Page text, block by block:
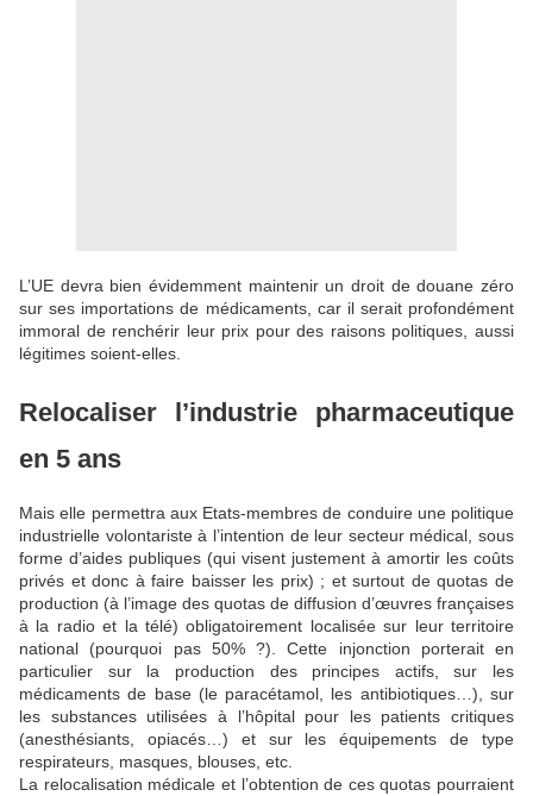
L’UE devra bien évidemment maintenir un droit de douane zéro
sur ses importations de médicaments, car il serait profondément
immoral de renchérir leur prix pour des raisons politiques, aussi
légitimes soient-elles.
Relocaliser l’industrie pharmaceutique
en 5 ans
Mais elle permettra aux Etats-membres de conduire une politique
industrielle volontariste à l’intention de leur secteur médical, sous
forme d’aides publiques (qui visent justement à amortir les coûts
privés et donc à faire baisser les prix) ; et surtout de quotas de
production (à l’image des quotas de diffusion d’œuvres françaises
à la radio et la télé) obligatoirement localisée sur leur territoire
national (pourquoi pas 50% ?). Cette injonction porterait en
particulier sur la production des principes actifs, sur les
médicaments de base (le paracétamol, les antibiotiques…), sur
les substances utilisées à l’hôpital pour les patients critiques
(anesthésiants, opiacés…) et sur les équipements de type
respirateurs, masques, blouses, etc.
La relocalisation médicale et l’obtention de ces quotas pourraient